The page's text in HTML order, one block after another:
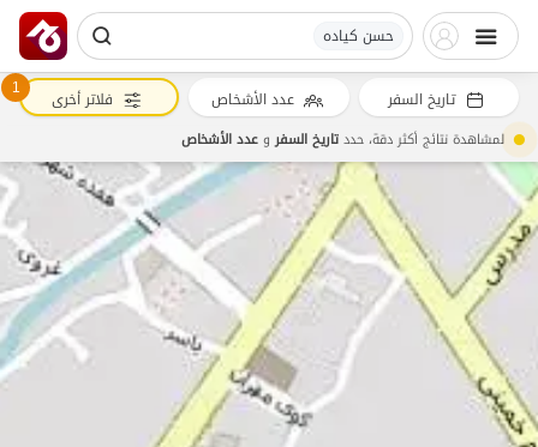
حسن کیاده
تاريخ السفر عدد الأشخاص 1 فلاتر أخرى
لمشاهدة نتائج أكثر دقة، حددتاريخ السفروعدد الأشخاص